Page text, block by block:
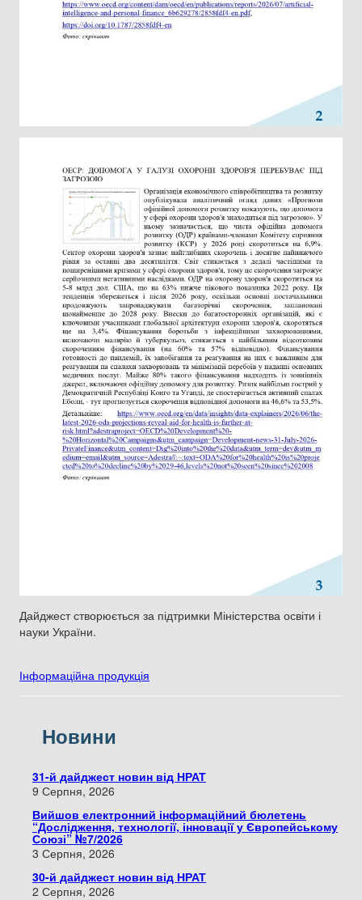
Дайджест створюється за підтримки Міністерства освіти і
науки України.
Інформаційна продукція
Новини
31-й дайджест новин від НРАТ
9 Серпня, 2026
Вийшов електронний інформаційний бюлетень
“Дослідження, технології, інновації у Європейському
Союзі” №7/2026
3 Серпня, 2026
30-й дайджест новин від НРАТ
2 Серпня, 2026